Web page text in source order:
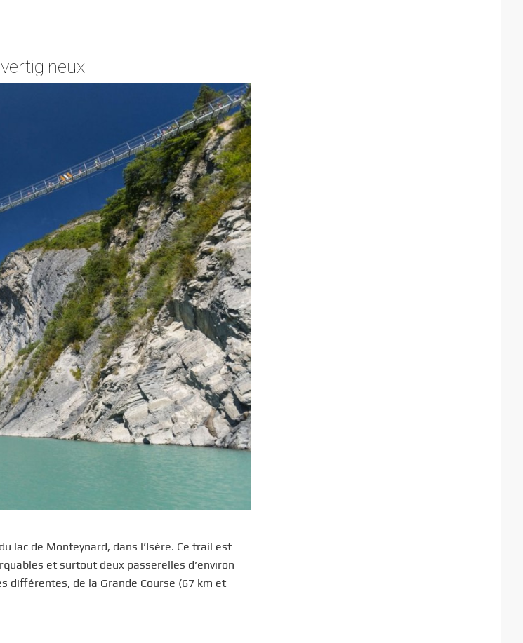
lac de Monteynard, dans l’Isère. Ce trail est
et surtout deux passerelles d’environ
différentes, de la Grande Course (67 km et